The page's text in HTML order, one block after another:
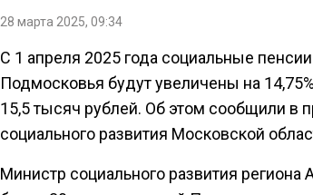
28 марта 2025, 09:34
С 1 апреля 2025 года социальные
Подмосковья будут увеличены на
15,5 тысяч рублей. Об этом сообщили в
социального развития Московской
Министр социального развития